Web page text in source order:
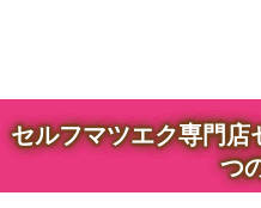
セルフマツエク専門店
つ